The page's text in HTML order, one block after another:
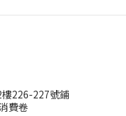
226-227號鋪
費卷